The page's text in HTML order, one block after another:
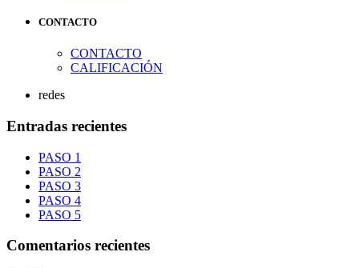
CONTACTO
CONTACTO
CALIFICACIÓN
redes
Entradas recientes
PASO 1
PASO 2
PASO 3
PASO 4
PASO 5
Comentarios recientes